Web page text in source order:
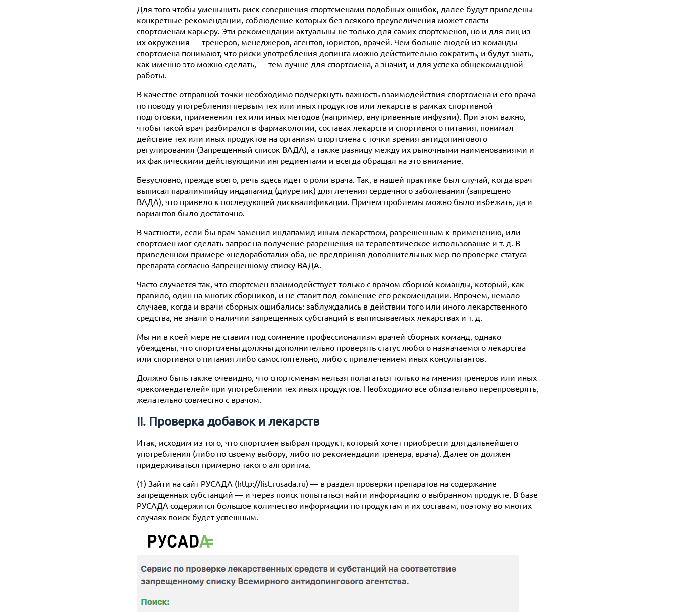
Для того чтобы уменьшить риск совершения спортсменами подобных ошибок, далее будут приведены
конкретные рекомендации, соблюдение которых без всякого преувеличения может спасти
спортсменам карьеру. Эти рекомендации актуальны не только для самих спортсменов, но и для лиц из
их окружения — тренеров, менеджеров, агентов, юристов, врачей. Чем больше людей из команды
спортсмена понимают, что риски употребления допинга можно действительно сократить, и будут знать,
как именно это можно сделать, — тем лучше для спортсмена, а значит, и для успеха общекомандной
работы.
В качестве отправной точки необходимо подчеркнуть важность взаимодействия спортсмена и его врача
по поводу употребления первым тех или иных продуктов или лекарств в рамках спортивной
подготовки, применения тех или иных методов (например, внутривенные инфузии). При этом важно,
чтобы такой врач разбирался в фармакологии, составах лекарств и спортивного питания, понимал
действие тех или иных продуктов на организм спортсмена с точки зрения антидопингового
регулирования (Запрещенный список ВАДА), а также разницу между их рыночными наименованиями и
их фактическими действующими ингредиентами и всегда обращал на это внимание.
Безусловно, прежде всего, речь здесь идет о роли врача. Так, в нашей практике был случай, когда врач
выписал паралимпийцу индапамид (диуретик) для лечения сердечного заболевания (запрещено
ВАДА), что привело к последующей дисквалификации. Причем проблемы можно было избежать, да и
вариантов было достаточно.
В частности, если бы врач заменил индапамид иным лекарством, разрешенным к применению, или
спортсмен мог сделать запрос на получение разрешения на терапевтическое использование и т. д. В
приведенном примере «недоработали» оба, не предприняв дополнительных мер по проверке статуса
препарата согласно Запрещенному списку ВАДА.
Часто случается так, что спортсмен взаимодействует только с врачом сборной команды, который, как
правило, один на многих сборников, и не ставит под сомнение его рекомендации. Впрочем, немало
случаев, когда и врачи сборных ошибались: заблуждались в действии того или иного лекарственного
средства, не знали о наличии запрещенных субстанций в выписываемых лекарствах и т. д.
Мы ни в коей мере не ставим под сомнение профессионализм врачей сборных команд, однако
убеждены, что спортсмены должны дополнительно проверять статус любого назначаемого лекарства
или спортивного питания либо самостоятельно, либо с привлечением иных консультантов.
Должно быть также очевидно, что спортсменам нельзя полагаться только на мнения тренеров или иных
«рекомендателей» при употреблении тех иных продуктов. Необходимо все обязательно перепроверять,
желательно совместно с врачом.
II. Проверка добавок и лекарств
Итак, исходим из того, что спортсмен выбрал продукт, который хочет приобрести для дальнейшего
употребления (либо по своему выбору, либо по рекомендации тренера, врача). Далее он должен
придерживаться примерно такого алгоритма.
(1) Зайти на сайт РУСАДА (http://list.rusada.ru) — в раздел проверки препаратов на содержание
запрещенных субстанций — и через поиск попытаться найти информацию о выбранном продукте. В базе
РУСАДА содержится большое количество информации по продуктам и их составам, поэтому во многих
случаях поиск будет успешным.